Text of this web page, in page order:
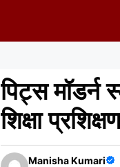
पिट्स मॉडर्न
शिक्षा प्रशिक्षण
Manisha Kumari